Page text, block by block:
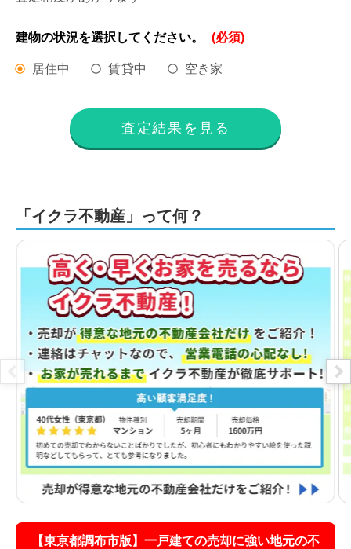
建物の状況を選択してください。 (必須)
居住中 賃貸中 空き家
査定結果を見る
「イクラ不動産」って何？
【東京都調布市版】一戸建ての売却に強い地元の不